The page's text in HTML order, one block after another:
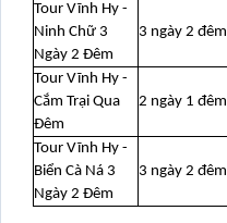
Tour Vĩnh Hy -
Ninh Chữ 3
Ngày 2 Đêm
3 ngày 2 đêm
Tour Vĩnh Hy -
Cắm Trại Qua
Đêm
2 ngày 1 đêm
Tour Vĩnh Hy -
Biển Cà Ná 3
Ngày 2 Đêm
3 ngày 2 đêm